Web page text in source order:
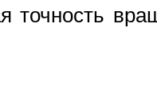
точность